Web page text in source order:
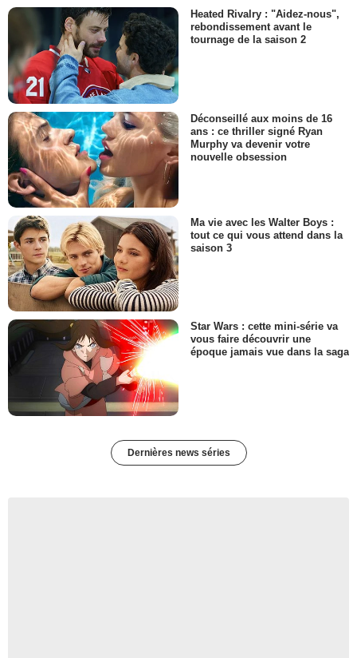
Heated Rivalry : "Aidez-nous",
rebondissement avant le
tournage de la saison 2
Déconseillé aux moins de 16
ans : ce thriller signé Ryan
Murphy va devenir votre
nouvelle obsession
Ma vie avec les Walter Boys :
tout ce qui vous attend dans la
saison 3
Star Wars : cette mini-série va
vous faire découvrir une
époque jamais vue dans la saga
Dernières news séries